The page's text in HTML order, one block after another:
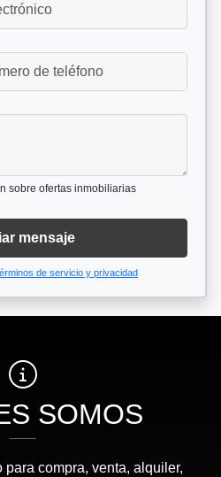
sobre ofertas inmobiliarias
mensaje
de servicio y privacidad
SOMOS
compra, venta, alquiler,